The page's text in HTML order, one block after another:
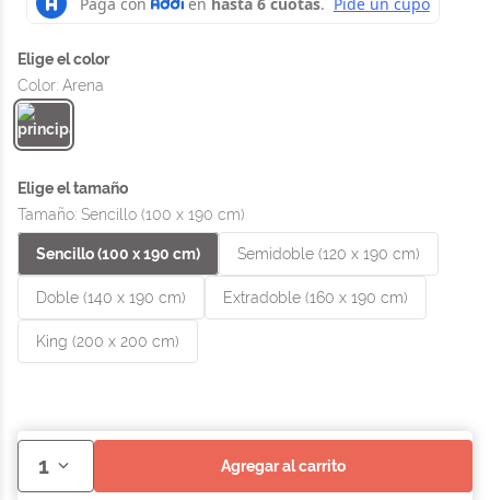
Color: Arena
Tamaño: Sencillo (100 x 190 cm)
Sencillo (100 x 190 cm) Semidoble (120 x 190 cm)
Doble (140 x 190 cm) Extradoble (160 x 190 cm)
King (200 x 200 cm)
1 agregar al carrito